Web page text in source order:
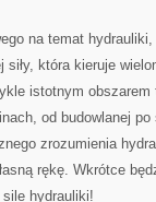
na temat
‌siły, która kieruje
istotnym
od​ budowlanej
zrozumienia
rękę. Wkrótce
hydrauliki!